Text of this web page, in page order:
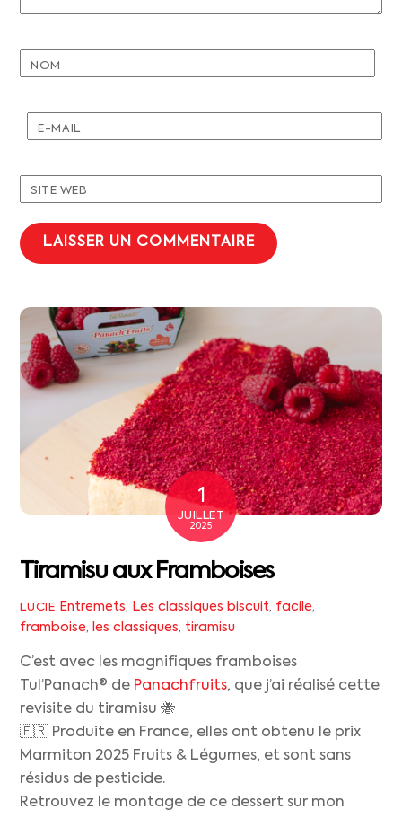
NOM
E-MAIL
SITE WEB
1
JUILLET
2025
Tiramisu aux Framboises
LUCIE Entremets, Les classiques biscuit, facile,
framboise, les classiques, tiramisu
C’est avec les magnifiques framboises
Tul’Panach® de Panachfruits, que j’ai réalisé cette
revisite du tiramisu 🐝
🇫🇷 Produite en France, elles ont obtenu le prix
Marmiton 2025 Fruits & Légumes, et sont sans
résidus de pesticide.
Retrouvez le montage de ce dessert sur mon